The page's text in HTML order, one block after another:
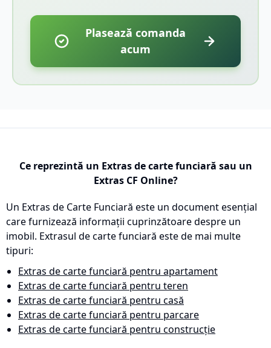
Plasează comanda
acum
Ce reprezintă un Extras de carte funciară sau un
Extras CF Online?
Un Extras de Carte Funciară este un document esențial
care furnizează informații cuprinzătoare despre un
imobil. Extrasul de carte funciară este de mai multe
tipuri:
Extras de carte funciară pentru apartament
Extras de carte funciară pentru teren
Extras de carte funciară pentru casă
Extras de carte funciară pentru parcare
Extras de carte funciară pentru construcție